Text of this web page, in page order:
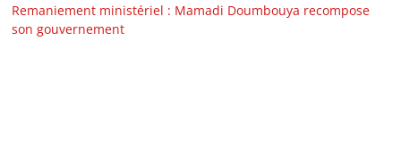
Remaniement ministériel : Mamadi Doumbouya recompose
son gouvernement